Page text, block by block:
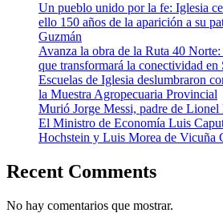
Un pueblo unido por la fe: Iglesia
ello 150 años de la aparición a su
Guzmán
Avanza la obra de la Ruta 40
que transformará la conectividad en
Escuelas de Iglesia deslumbraron
la Muestra Agropecuaria Provincial
Murió Jorge Messi, padre de Lionel
El Ministro de Economía Luis
Hochstein y Luis Morea de Vicuña
Recent Comments
No hay comentarios que mostrar.